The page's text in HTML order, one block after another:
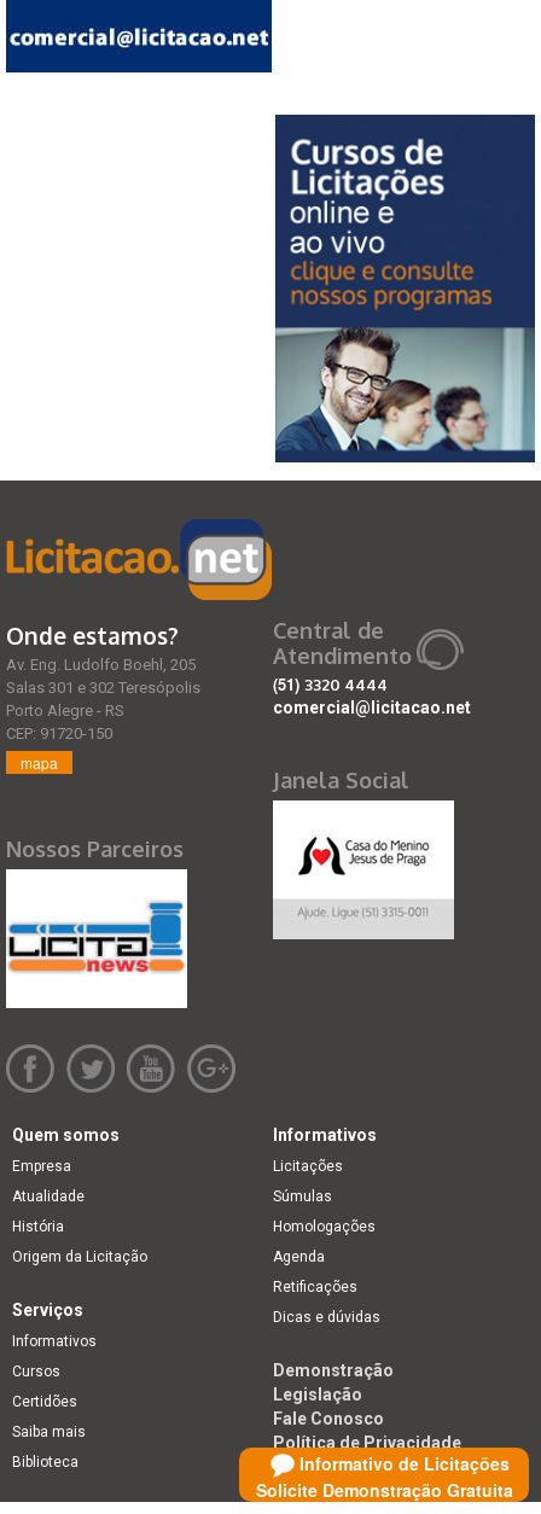
Informativo de Licitações
Solicite Demonstração Gratuita
Onde estamos?
Av. Eng. Ludolfo Boehl, 205
Salas 301 e 302 Teresópolis
Porto Alegre - RS
CEP: 91720-150
mapa
Nossos Parceiros
Central de
Atendimento
(51) 3320 4444
comercial@licitacao.net
Janela Social
Quem somos
Empresa
Atualidade
História
Origem da Licitação
Informativos
Licitações
Súmulas
Homologações
Agenda
Retificações
Dicas e dúvidas
Serviços
Informativos
Cursos
Certidões
Saiba mais
Biblioteca
Demonstração
Legislação
Fale Conosco
Política de Privacidade